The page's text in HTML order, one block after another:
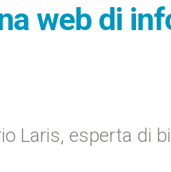
web di
Laris, esperta di